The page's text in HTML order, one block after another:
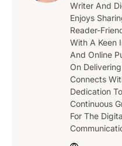
Writer And
Enjoys
Reader-
With A Keen
And Online
On
Connects
Dedication
Continuous
For The